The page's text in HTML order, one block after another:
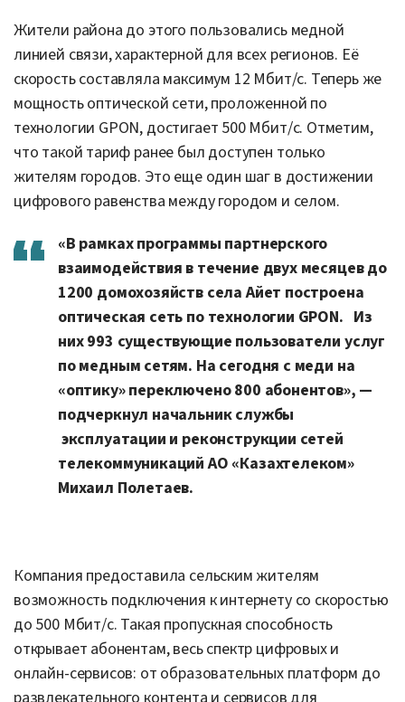
Жители района до этого пользовались медной
линией связи, характерной для всех регионов. Её
скорость составляла максимум 12 Мбит/с. Теперь же
мощность оптической сети, проложенной по
технологии GPON, достигает 500 Мбит/с. Отметим,
что такой тариф ранее был доступен только
жителям городов. Это еще один шаг в достижении
цифрового равенства между городом и селом.
«В рамках программы партнерского
взаимодействия в течение двух месяцев до
1200 домохозяйств села Айет построена
оптическая сеть по технологии GPON. Из
них 993 существующие пользователи услуг
по медным сетям. На сегодня с меди на
«оптику» переключено 800 абонентов», —
подчеркнул начальник службы
эксплуатации и реконструкции сетей
телекоммуникаций АО «Казахтелеком»
Михаил Полетаев.
Компания предоставила сельским жителям
возможность подключения к интернету со скоростью
до 500 Мбит/с. Такая пропускная способность
открывает абонентам, весь спектр цифровых и
онлайн-сервисов: от образовательных платформ до